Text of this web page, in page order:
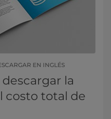
EN INGLÉS
la
costo total de